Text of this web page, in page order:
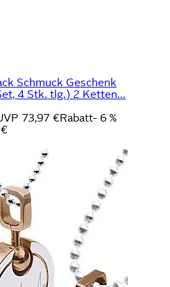
Schmuck Geschenk
4 Stk. tlg.) 2 Ketten...
73,97 €Rabatt- 6 %